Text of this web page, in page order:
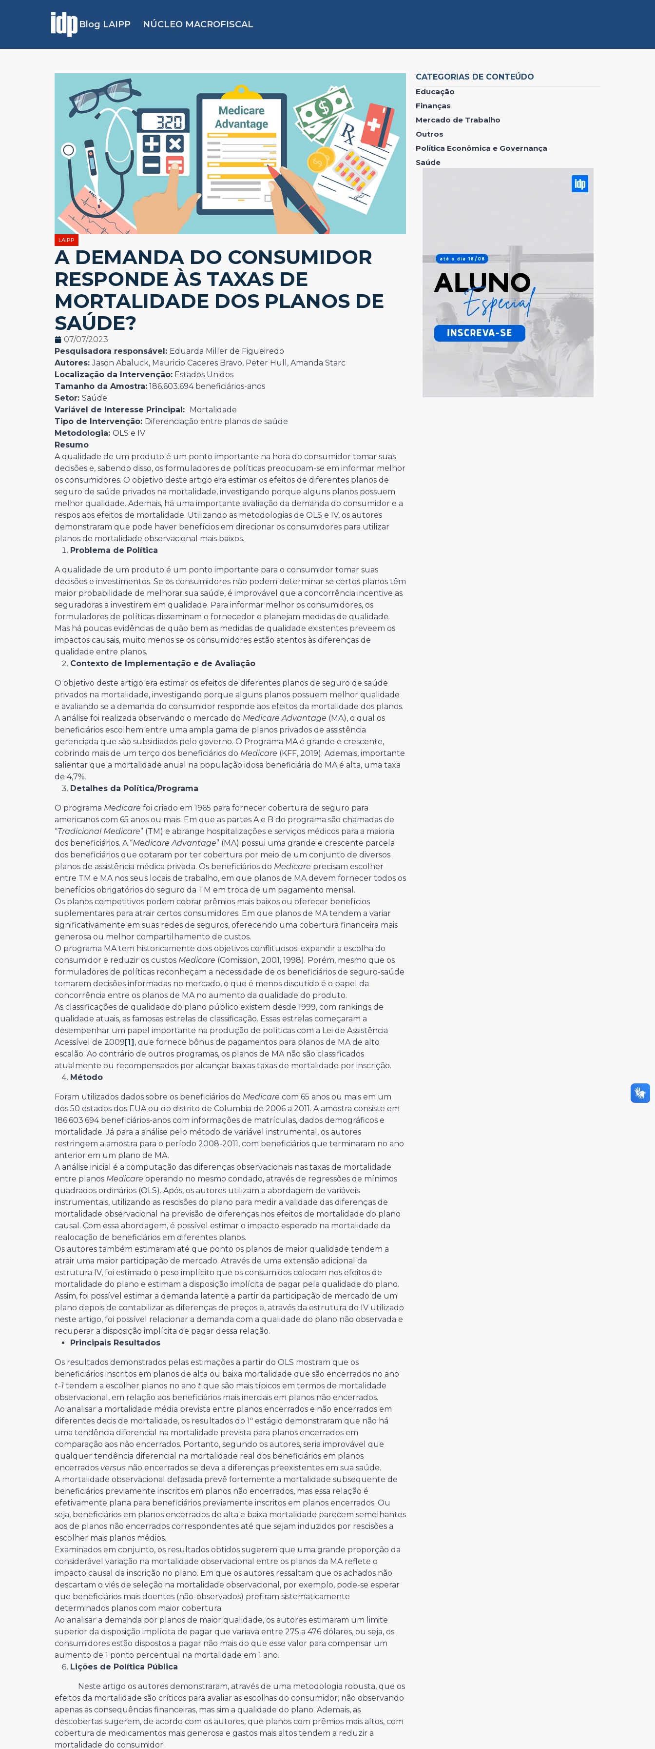
Blog LAIPP NÚCLEO MACROFISCAL
LAIPP
A DEMANDA DO CONSUMIDOR
RESPONDE ÀS TAXAS DE
MORTALIDADE DOS PLANOS DE
SAÚDE?
07/07/2023
Pesquisadora responsável: Eduarda Miller de Figueiredo
Autores:Jason Abaluck, Mauricio Caceres Bravo, Peter Hull, Amanda Starc
Localização da Intervenção: Estados Unidos
Tamanho da Amostra: 186.603.694 beneficiários-anos
Setor: Saúde
Variável de Interesse Principal:
Mortalidade
Tipo de Intervenção: Diferenciação entre planos de saúde
Metodologia: OLS e IV
Resumo
A qualidade de um produto é um ponto importante na hora do consumidor tomar suas
decisões e, sabendo disso, os formuladores de políticas preocupam-se em informar melhor
os consumidores. O objetivo deste artigo era estimar os efeitos de diferentes planos de
seguro de saúde privados na mortalidade, investigando porque alguns planos possuem
melhor qualidade. Ademais, há uma importante avaliação da demanda do consumidor e a
respos aos efeitos de mortalidade. Utilizando as metodologias de OLS e IV, os autores
demonstraram que pode haver benefícios em direcionar os consumidores para utilizar
planos de mortalidade observacional mais baixos.
Problema de Política
A qualidade de um produto é um ponto importante para o consumidor tomar suas
decisões e investimentos. Se os consumidores não podem determinar se certos planos têm
maior probabilidade de melhorar sua saúde, é improvável que a concorrência incentive as
seguradoras a investirem em qualidade. Para informar melhor os consumidores, os
formuladores de políticas disseminam o fornecedor e planejam medidas de qualidade.
Mas há poucas evidências de quão bem as medidas de qualidade existentes preveem os
impactos causais, muito menos se os consumidores estão atentos às diferenças de
qualidade entre planos.
Contexto de Implementação e de Avaliação
O objetivo deste artigo era estimar os efeitos de diferentes planos de seguro de saúde
privados na mortalidade, investigando porque alguns planos possuem melhor qualidade
e avaliando se a demanda do consumidor responde aos efeitos da mortalidade dos planos.
A análise foi realizada observando o mercado do Medicare Advantage (MA), o qual os
beneficiários escolhem entre uma ampla gama de planos privados de assistência
gerenciada que são subsidiados pelo governo. O Programa MA é grande e crescente,
cobrindo mais de um terço dos beneficiários do Medicare (KFF, 2019). Ademais, importante
salientar que a mortalidade anual na população idosa beneficiária do MA é alta, uma taxa
de 4,7%.
Detalhes da Política/Programa
O programa Medicare foi criado em 1965 para fornecer cobertura de seguro para
americanos com 65 anos ou mais. Em que as partes A e B do programa são chamadas de
“Tradicional Medicare” (TM) e abrange hospitalizações e serviços médicos para a maioria
dos beneficiários. A “Medicare Advantage” (MA) possui uma grande e crescente parcela
dos beneficiários que optaram por ter cobertura por meio de um conjunto de diversos
planos de assistência médica privada. Os beneficiários do Medicare precisam escolher
entre TM e MA nos seus locais de trabalho, em que planos de MA devem fornecer todos os
benefícios obrigatórios do seguro da TM em troca de um pagamento mensal.
Os planos competitivos podem cobrar prêmios mais baixos ou oferecer benefícios
suplementares para atrair certos consumidores. Em que planos de MA tendem a variar
significativamente em suas redes de seguros, oferecendo uma cobertura financeira mais
generosa ou melhor compartilhamento de custos.
O programa MA tem historicamente dois objetivos conflituosos: expandir a escolha do
consumidor e reduzir os custos Medicare (Comission, 2001, 1998). Porém, mesmo que os
formuladores de políticas reconheçam a necessidade de os beneficiários de seguro-saúde
tomarem decisões informadas no mercado, o que é menos discutido é o papel da
concorrência entre os planos de MA no aumento da qualidade do produto.
As classificações de qualidade do plano público existem desde 1999, com rankings de
qualidade atuais, as famosas estrelas de classificação. Essas estrelas começaram a
desempenhar um papel importante na produção de políticas com a Lei de Assistência
Acessível de 2009 [1] , que fornece bônus de pagamentos para planos de MA de alto
escalão. Ao contrário de outros programas, os planos de MA não são classificados
atualmente ou recompensados por alcançar baixas taxas de mortalidade por inscrição.
Método
Foram utilizados dados sobre os beneficiários do Medicare com 65 anos ou mais em um
dos 50 estados dos EUA ou do distrito de Columbia de 2006 a 2011. A amostra consiste em
186.603.694 beneficiários-anos com informações de matrículas, dados demográficos e
mortalidade. Já para a análise pelo método de variável instrumental, os autores
restringem a amostra para o período 2008-2011, com beneficiários que terminaram no ano
anterior em um plano de MA.
A análise inicial é a computação das diferenças observacionais nas taxas de mortalidade
entre planos Medicare operando no mesmo condado, através de regressões de mínimos
quadrados ordinários (OLS). Após, os autores utilizam a abordagem de variáveis
instrumentais, utilizando as rescisões do plano para medir a validade das diferenças de
mortalidade observacional na previsão de diferenças nos efeitos de mortalidade do plano
causal. Com essa abordagem, é possível estimar o impacto esperado na mortalidade da
realocação de beneficiários em diferentes planos.
Os autores também estimaram até que ponto os planos de maior qualidade tendem a
atrair uma maior participação de mercado. Através de uma extensão adicional da
estrutura IV, foi estimado o peso implícito que os consumidos colocam nos efeitos de
mortalidade do plano e estimam a disposição implícita de pagar pela qualidade do plano.
Assim, foi possível estimar a demanda latente a partir da participação de mercado de um
plano depois de contabilizar as diferenças de preços e, através da estrutura do IV utilizado
neste artigo, foi possível relacionar a demanda com a qualidade do plano não observada e
recuperar a disposição implícita de pagar dessa relação.
Principais Resultados
Os resultados demonstrados pelas estimações a partir do OLS mostram que os
beneficiários inscritos em planos de alta ou baixa mortalidade que são encerrados no ano
t-1 tendem a escolher planos no ano t que são mais típicos em termos de mortalidade
observacional, em relação aos beneficiários mais inerciais em planos não encerrados.
Ao analisar a mortalidade média prevista entre planos encerrados e não encerrados em
diferentes decis de mortalidade, os resultados do 1º estágio demonstraram que não há
uma tendência diferencial na mortalidade prevista para planos encerrados em
comparação aos não encerrados. Portanto, segundo os autores, seria improvável que
qualquer tendência diferencial na mortalidade real dos beneficiários em planos
encerrados versus não encerrados se deva a diferenças preexistentes em sua saúde.
A mortalidade observacional defasada prevê fortemente a mortalidade subsequente de
beneficiários previamente inscritos em planos não encerrados, mas essa relação é
efetivamente plana para beneficiários previamente inscritos em planos encerrados. Ou
seja, beneficiários em planos encerrados de alta e baixa mortalidade parecem semelhantes
aos de planos não encerrados correspondentes até que sejam induzidos por rescisões a
escolher mais planos médios.
Examinados em conjunto, os resultados obtidos sugerem que uma grande proporção da
considerável variação na mortalidade observacional entre os planos da MA reflete o
impacto causal da inscrição no plano. Em que os autores ressaltam que os achados não
descartam o viés de seleção na mortalidade observacional, por exemplo, pode-se esperar
que beneficiários mais doentes (não-observados) prefiram sistematicamente
determinados planos com maior cobertura.
Ao analisar a demanda por planos de maior qualidade, os autores estimaram um limite
superior da disposição implícita de pagar que variava entre 275 a 476 dólares, ou seja, os
consumidores estão dispostos a pagar não mais do que esse valor para compensar um
aumento de 1 ponto percentual na mortalidade em 1 ano.
Lições de Política Pública
Neste artigo os autores demonstraram, através de uma metodologia robusta, que os
efeitos da mortalidade são críticos para avaliar as escolhas do consumidor, não observando
apenas as consequências financeiras, mas sim a qualidade do plano. Ademais, as
descobertas sugerem, de acordo com os autores, que planos com prêmios mais altos, com
cobertura de medicamentos mais generosa e gastos mais altos tendem a reduzir a
mortalidade do consumidor.
CATEGORIAS DE CONTEÚDO
Educação
Finanças
Mercado de Trabalho
Outros
Política Econômica e Governança
Saúde